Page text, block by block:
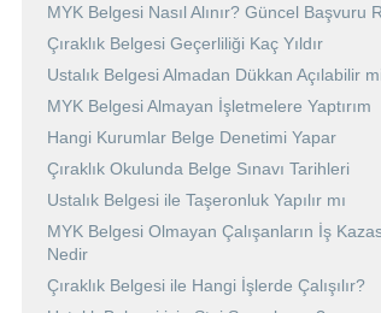
MYK Belgesi Nasıl Alınır? Güncel Başvuru
Çıraklık Belgesi Geçerliliği Kaç Yıldır
Ustalık Belgesi Almadan Dükkan Açılabilir mi
MYK Belgesi Almayan İşletmelere Yaptırım
Hangi Kurumlar Belge Denetimi Yapar
Çıraklık Okulunda Belge Sınavı Tarihleri
Ustalık Belgesi ile Taşeronluk Yapılır mı
MYK Belgesi Olmayan Çalışanların İş
Nedir
Çıraklık Belgesi ile Hangi İşlerde Çalışılır?